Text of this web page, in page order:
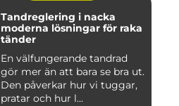
Tandreglering i nacka
moderna lösningar för raka
tänder
En välfungerande tandrad
gör mer än att bara se bra ut.
Den påverkar hur vi tuggar,
pratar och hur l...